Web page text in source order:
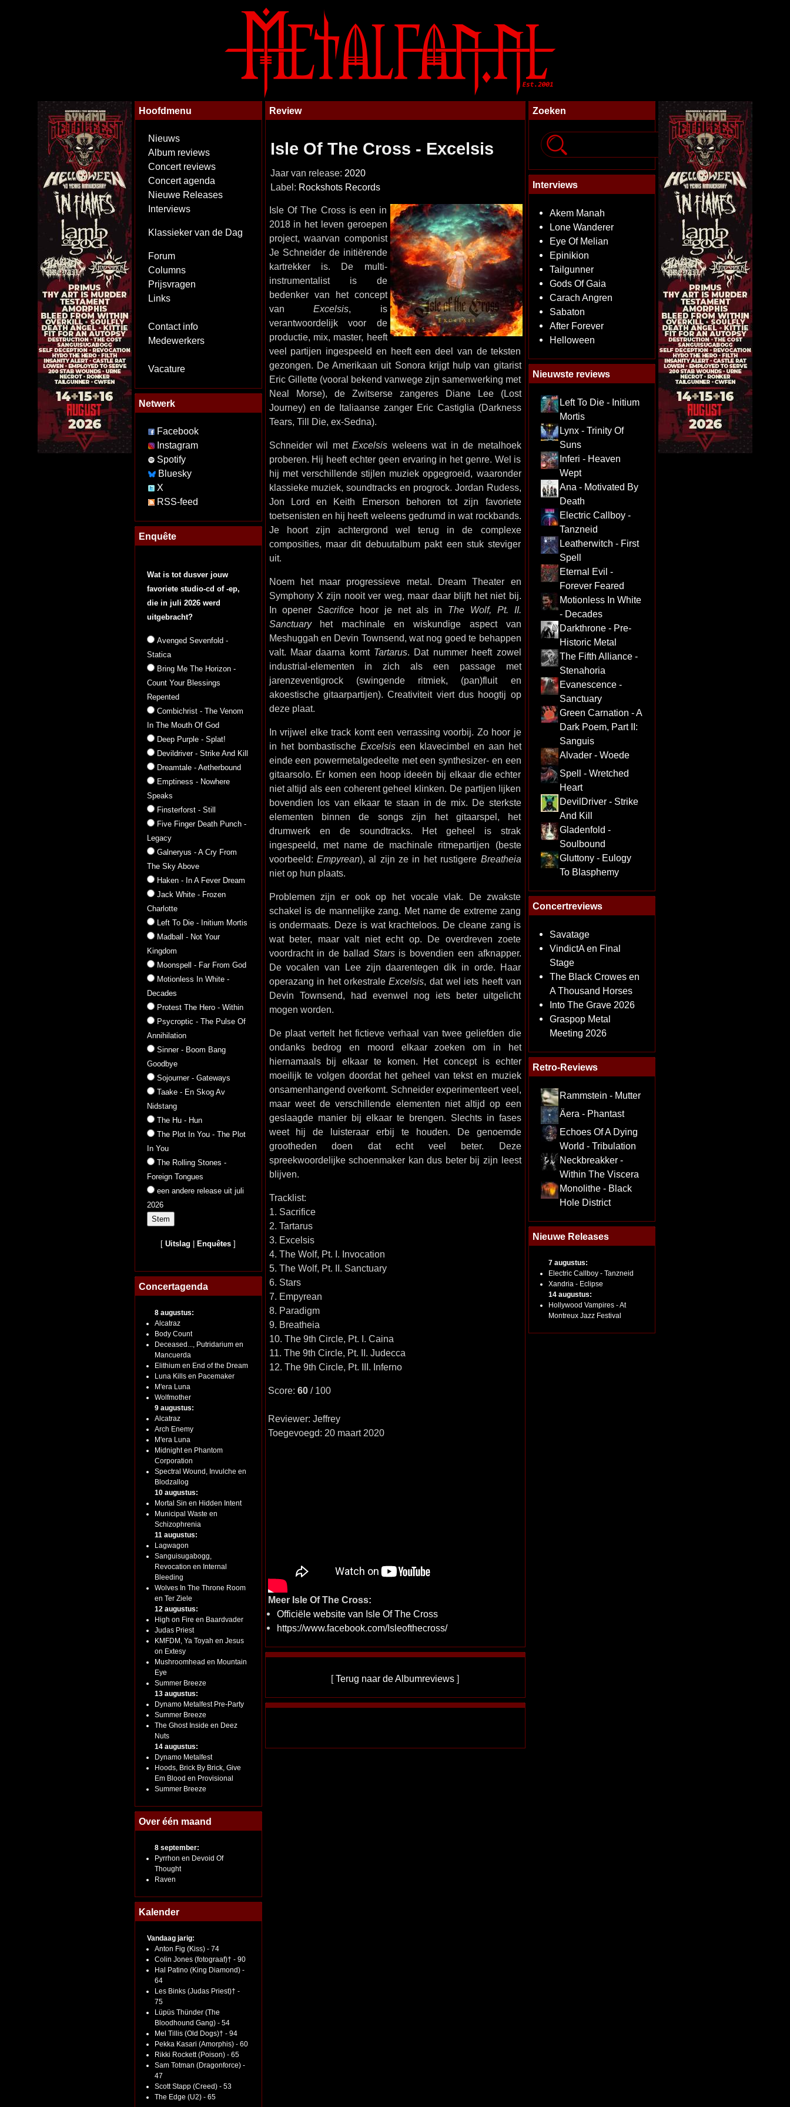
Hoofdmenu
Nieuws
Album reviews
Concert reviews
Concert agenda
Nieuwe Releases
Interviews
Klassieker van de Dag
Forum
Columns
Prijsvragen
Links
Contact info
Medewerkers
Vacature
Netwerk
Facebook
Instagram
Spotify
Bluesky
X
RSS-feed
Enquête
Wat is tot dusver jouw
favoriete studio-cd of -ep,
die in juli 2026 werd
uitgebracht?
Avenged Sevenfold -
Statica
Bring Me The Horizon -
Count Your Blessings
Repented
Combichrist - The Venom
In The Mouth Of God
Deep Purple - Splat!
Devildriver - Strike And Kill
Dreamtale - Aetherbound
Emptiness - Nowhere
Speaks
Finsterforst - Still
Five Finger Death Punch -
Legacy
Galneryus - A Cry From
The Sky Above
Haken - In A Fever Dream
Jack White - Frozen
Charlotte
Left To Die - Initium Mortis
Madball - Not Your
Kingdom
Moonspell - Far From God
Motionless In White -
Decades
Protest The Hero - Within
Psycroptic - The Pulse Of
Annihilation
Sinner - Boom Bang
Goodbye
Sojourner - Gateways
Taake - En Skog Av
Nidstang
The Hu - Hun
The Plot In You - The Plot
In You
The Rolling Stones -
Foreign Tongues
een andere release uit juli
2026
[Uitslag Enquêtes ]
Concertagenda
8 augustus:
Alcatraz
Body Count
Deceased..., Putridarium en
Mancuerda
Elithium en End of the Dream
Luna Kills en Pacemaker
M'era Luna
Wolfmother
9 augustus:
Alcatraz
Arch Enemy
M'era Luna
Midnight en Phantom
Corporation
Spectral Wound, Invulche en
Blodzallog
10 augustus:
Mortal Sin en Hidden Intent
Municipal Waste en
Schizophrenia
11 augustus:
Lagwagon
Sanguisugabogg,
Revocation en Internal
Bleeding
Wolves In The Throne Room
en Ter Ziele
12 augustus:
High on Fire en Baardvader
Judas Priest
KMFDM, Ya Toyah en Jesus
on Extesy
Mushroomhead en Mountain
Eye
Summer Breeze
13 augustus:
Dynamo Metalfest Pre-Party
Summer Breeze
The Ghost Inside en Deez
Nuts
14 augustus:
Dynamo Metalfest
Hoods, Brick By Brick, Give
Em Blood en Provisional
Summer Breeze
Over één maand
8 september:
Pyrrhon en Devoid Of
Thought
Raven
Kalender
Vandaag jarig:
Anton Fig (Kiss) - 74
Colin Jones (fotograaf)† - 90
Hal Patino (King Diamond) -
64
Les Binks (Judas Priest)† -
75
Lüpüs Thünder (The
Bloodhound Gang) - 54
Mel Tillis (Old Dogs)† - 94
Pekka Kasari (Amorphis) - 60
Rikki Rockett (Poison) - 65
Sam Totman (Dragonforce) -
47
Scott Stapp (Creed) - 53
The Edge (U2) - 65
Review
Isle Of The Cross - Excelsis
Jaar van release: 2020
Label: Rockshots Records
Isle Of The Cross is een in
2018 in het leven geroepen
project, waarvan componist
Je Schneider de initiërende
kartrekker is. De multi-
instrumentalist is de
bedenker van het concept
van Excelsis, is
verantwoordelijk voor de
productie, mix, master, heeft
veel partijen ingespeeld en heeft een deel van de teksten
gezongen. De Amerikaan uit Sonora krijgt hulp van gitarist
Eric Gillette (vooral bekend vanwege zijn samenwerking met
Neal Morse), de Zwitserse zangeres Diane Lee (Lost
Journey) en de Italiaanse zanger Eric Castiglia (Darkness
Tears, Till Die, ex-Sedna).
Schneider wil met Excelsis weleens wat in de metalhoek
proberen. Hij heeft echter geen ervaring in het genre. Wel is
hij met verschillende stijlen muziek opgegroeid, waaronder
klassieke muziek, soundtracks en progrock. Jordan Rudess,
Jon Lord en Keith Emerson behoren tot zijn favoriete
toetsenisten en hij heeft weleens gedrumd in wat rockbands.
Je hoort zijn achtergrond wel terug in de complexe
composities, maar dit debuutalbum pakt een stuk steviger
uit.
Noem het maar progressieve metal. Dream Theater en
Symphony X zijn nooit ver weg, maar daar blijft het niet bij.
In openerSacrifice hoor je net als in The Wolf, Pt. II.
Sanctuaryhet machinale en wiskundige aspect van
Meshuggah en Devin Townsend, wat nog goed te behappen
valt. Maar daarna komt Tartarus. Dat nummer heeft zowel
industrial-elementen in zich als een passage met
jarenzeventigrock (swingende ritmiek, (pan)fluit en
akoestische gitaarpartijen). Creativiteit viert dus hoogtij op
deze plaat.
In vrijwel elke track komt een verrassing voorbij. Zo hoor je
in het bombastische Excelsiseen klavecimbel en aan het
einde een powermetalgedeelte met een synthesizer- en een
gitaarsolo. Er komen een hoop ideeën bij elkaar die echter
niet altijd als een coherent geheel klinken. De partijen lijken
bovendien los van elkaar te staan in de mix. De sterkste
elementen binnen de songs zijn het gitaarspel, het
drumwerk en de soundtracks. Het geheel is strak
ingespeeld, met name de machinale ritmepartijen (beste
voorbeeld: Empyrean), al zijn ze in het rustigere Breatheia
niet op hun plaats.
Problemen zijn er ook op het vocale vlak. De zwakste
schakel is de mannelijke zang. Met name de extreme zang
is ondermaats. Deze is wat krachteloos. De cleane zang is
wat beter, maar valt niet echt op. De overdreven zoete
voordracht in de ballad Starsis bovendien een afknapper.
De vocalen van Lee zijn daarentegen dik in orde. Haar
operazang in het orkestraleExcelsis, dat wel iets heeft van
Devin Townsend, had evenwel nog iets beter uitgelicht
mogen worden.
De plaat vertelt het fictieve verhaal van twee geliefden die
ondanks bedrog en moord elkaar zoeken om in het
hiernamaals bij elkaar te komen. Het concept is echter
moeilijk te volgen doordat het geheel van tekst en muziek
onsamenhangend overkomt. Schneider experimenteert veel,
maar weet de verschillende elementen niet altijd op een
geslaagde manier bij elkaar te brengen. Slechts in fases
weet hij de luisteraar erbij te houden. De genoemde
grootheden doen dat echt veel beter. Deze
spreekwoordelijke schoenmaker kan dus beter bij zijn leest
blijven.
Tracklist:
1. Sacrifice
2. Tartarus
3. Excelsis
4. The Wolf, Pt. I. Invocation
5. The Wolf, Pt. II. Sanctuary
6. Stars
7. Empyrean
8. Paradigm
9. Breatheia
10. The 9th Circle, Pt. I. Caina
11. The 9th Circle, Pt. II. Judecca
12. The 9th Circle, Pt. III. Inferno
Score: 60/ 100
Reviewer: Jeffrey
Toegevoegd: 20 maart 2020
Meer Isle Of The Cross:
Officiële website van Isle Of The Cross
https://www.facebook.com/Isleofthecross/
[Terug naar de Albumreviews ]
Zoeken
Interviews
Akem Manah
Lone Wanderer
Eye Of Melian
Epinikion
Tailgunner
Gods Of Gaia
Carach Angren
Sabaton
After Forever
Helloween
Nieuwste reviews
Left To Die - Initium
Mortis
Lynx - Trinity Of
Suns
Inferi - Heaven
Wept
Ana - Motivated By
Death
Electric Callboy -
Tanzneid
Leatherwitch - First
Spell
Eternal Evil -
Forever Feared
Motionless In White
- Decades
Darkthrone - Pre-
Historic Metal
The Fifth Alliance -
Stenahoria
Evanescence -
Sanctuary
Green Carnation - A
Dark Poem, Part II:
Sanguis
Alvader - Woede
Spell - Wretched
Heart
DevilDriver - Strike
And Kill
Gladenfold -
Soulbound
Gluttony - Eulogy
To Blasphemy
Concertreviews
Savatage
VindictA en Final
Stage
The Black Crowes en
A Thousand Horses
Into The Grave 2026
Graspop Metal
Meeting 2026
Retro-Reviews
Rammstein - Mutter
Äera - Phantast
Echoes Of A Dying
World - Tribulation
Neckbreakker -
Within The Viscera
Monolithe - Black
Hole District
Nieuwe Releases
7 augustus:
Electric Callboy - Tanzneid
Xandria - Eclipse
14 augustus:
Hollywood Vampires - At
Montreux Jazz Festival